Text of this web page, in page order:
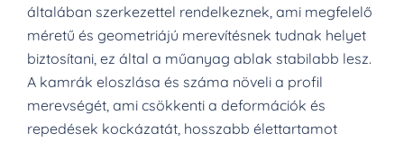
általában szerkezettel rendelkeznek, ami megfelelő
méretű és geometriájú merevítésnek tudnak helyet
biztosítani, ez által a műanyag ablak stabilabb lesz.
A kamrák eloszlása és száma növeli a profil
merevségét, ami csökkenti a deformációk és
repedések kockázatát, hosszabb élettartamot